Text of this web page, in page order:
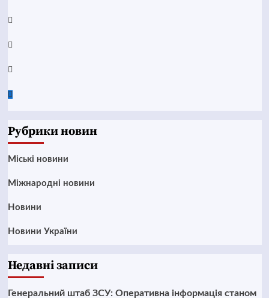
Telegram
Instagram
Twitter
Google
Рубрики новин
Mіські новини
Міжнародні новини
Новини
Новини України
Недавні записи
Генеральний штаб ЗСУ: Оперативна інформація станом